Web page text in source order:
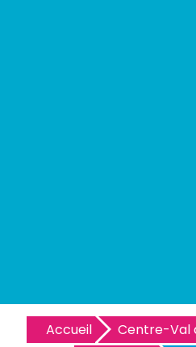
Accueil Centre-Val